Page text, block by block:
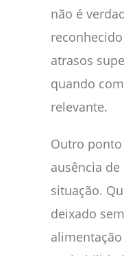
não é
atrasos
quando
relevante.
Outro
ausência de
situação.
deixado